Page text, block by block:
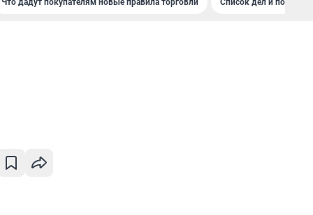
Что дадут покупателям новые правила торговли Список дел и покупок